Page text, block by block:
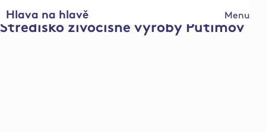
Menu
Hlava na hlavě
Středisko živočišné výroby Putimov